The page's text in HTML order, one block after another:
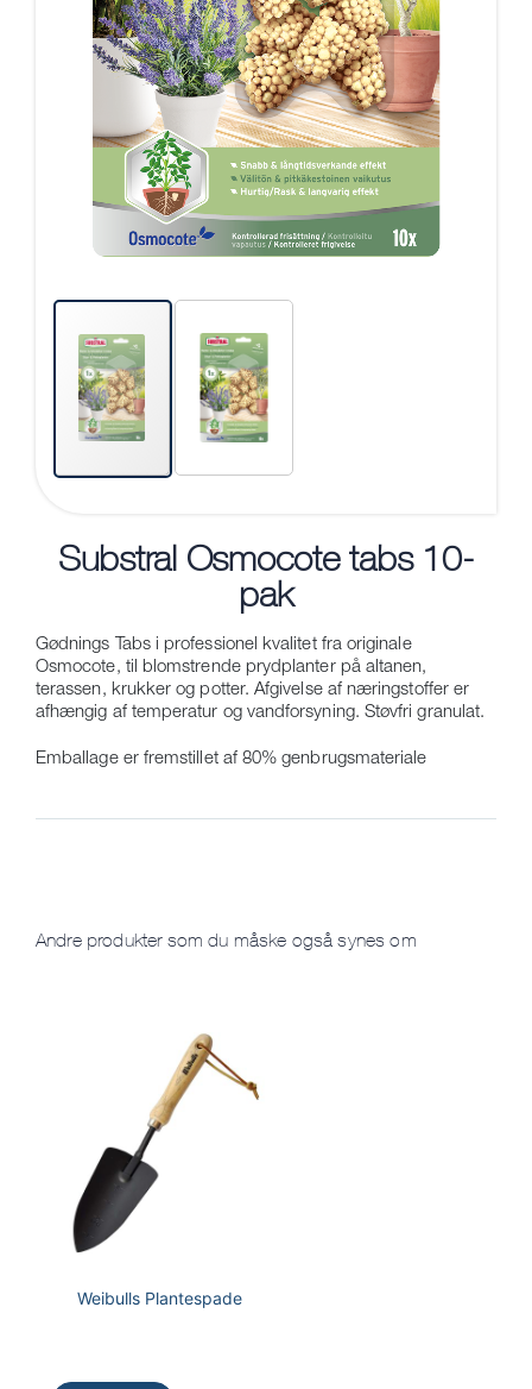
Substral Osmocote tabs 10-
pak
Gødnings Tabs i professionel kvalitet fra originale
Osmocote, til blomstrende prydplanter på altanen,
terassen, krukker og potter. Afgivelse af næringstoffer er
afhængig af temperatur og vandforsyning. Støvfri granulat.
Emballage er fremstillet af 80% genbrugsmateriale
Andre produkter som du måske også synes om
Weibulls Plantespade